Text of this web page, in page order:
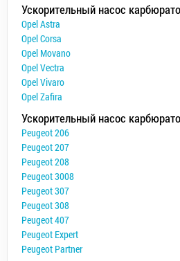
Ускорительный насос
Opel Astra
Opel Corsa
Opel Movano
Opel Vectra
Opel Vivaro
Opel Zafira
Ускорительный насос
Peugeot 206
Peugeot 207
Peugeot 208
Peugeot 3008
Peugeot 307
Peugeot 308
Peugeot 407
Peugeot Expert
Peugeot Partner